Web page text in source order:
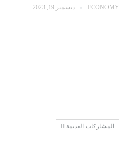
ECONOMY ديسمبر 19, 2023
المشاركات القديمة